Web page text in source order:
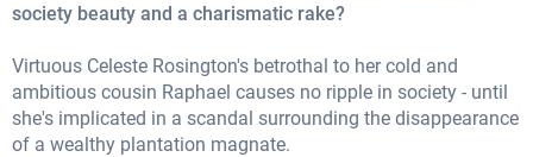
society beauty and a charismatic rake?
Virtuous Celeste Rosington's betrothal to her cold and
ambitious cousin Raphael causes no ripple in society - until
she's implicated in a scandal surrounding the disappearance
of a wealthy plantation magnate.